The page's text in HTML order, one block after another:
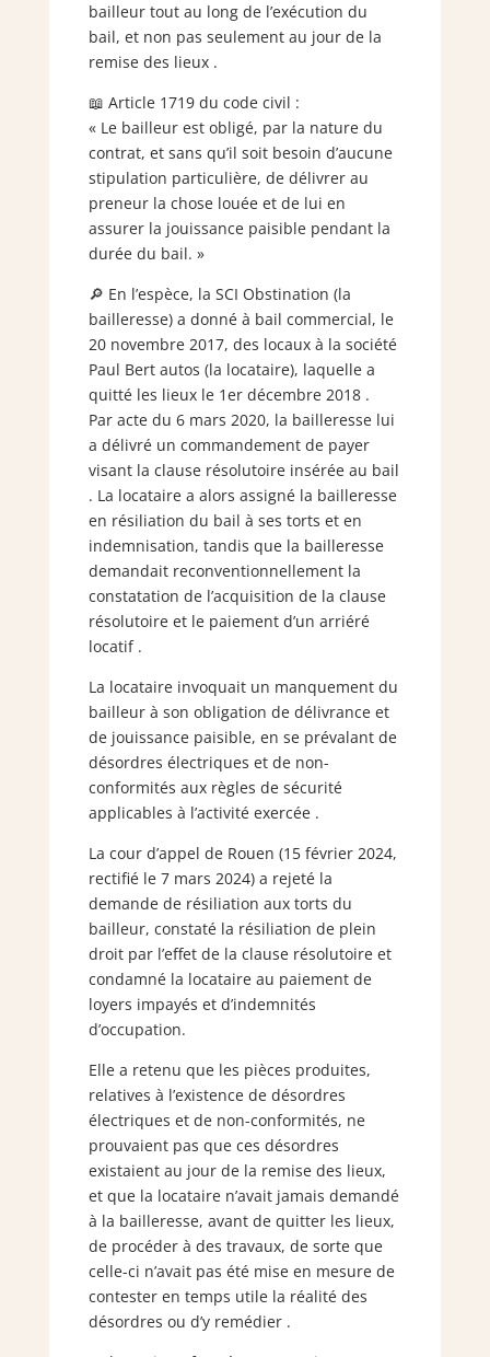
bailleur tout au long de l’exécution du
bail, et non pas seulement au jour de la
remise des lieux .
📖 Article 1719 du code civil :
« Le bailleur est obligé, par la nature du
contrat, et sans qu’il soit besoin d’aucune
stipulation particulière, de délivrer au
preneur la chose louée et de lui en
assurer la jouissance paisible pendant la
durée du bail. »
🔎 En l’espèce, la SCI Obstination (la
bailleresse) a donné à bail commercial, le
20 novembre 2017, des locaux à la société
Paul Bert autos (la locataire), laquelle a
quitté les lieux le 1er décembre 2018 .
Par acte du 6 mars 2020, la bailleresse lui
a délivré un commandement de payer
visant la clause résolutoire insérée au bail
. La locataire a alors assigné la bailleresse
en résiliation du bail à ses torts et en
indemnisation, tandis que la bailleresse
demandait reconventionnellement la
constatation de l’acquisition de la clause
résolutoire et le paiement d’un arriéré
locatif .
La locataire invoquait un manquement du
bailleur à son obligation de délivrance et
de jouissance paisible, en se prévalant de
désordres électriques et de non-
conformités aux règles de sécurité
applicables à l’activité exercée .
La cour d’appel de Rouen (15 février 2024,
rectifié le 7 mars 2024) a rejeté la
demande de résiliation aux torts du
bailleur, constaté la résiliation de plein
droit par l’effet de la clause résolutoire et
condamné la locataire au paiement de
loyers impayés et d’indemnités
d’occupation.
Elle a retenu que les pièces produites,
relatives à l’existence de désordres
électriques et de non-conformités, ne
prouvaient pas que ces désordres
existaient au jour de la remise des lieux,
et que la locataire n’avait jamais demandé
à la bailleresse, avant de quitter les lieux,
de procéder à des travaux, de sorte que
celle-ci n’avait pas été mise en mesure de
contester en temps utile la réalité des
désordres ou d’y remédier .